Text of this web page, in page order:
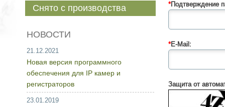
*Подтверждение
*E-Mail:
Защита от
Снято с производства
НОВОСТИ
21.12.2021
Новая версия программного
обеспечения для IP камер и
регистраторов
23.01.2019